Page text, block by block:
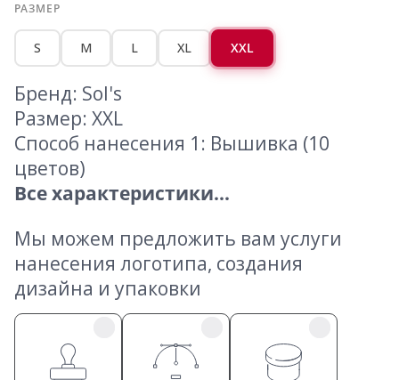
РАЗМЕР
S M L XL XXL
Бренд: Sol's
Размер: XXL
Способ нанесения 1: Вышивка (10
цветов)
Все характеристики...
Мы можем предложить вам услуги
нанесения логотипа, создания
дизайна и упаковки